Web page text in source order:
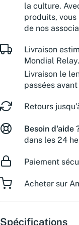
la culture.
produits,
de nos
Livraison
Mondial Relay.
Livraison le
passées
Retours
Besoin d'aide
dans les 24
Paiement
Acheter sur
Spécifications